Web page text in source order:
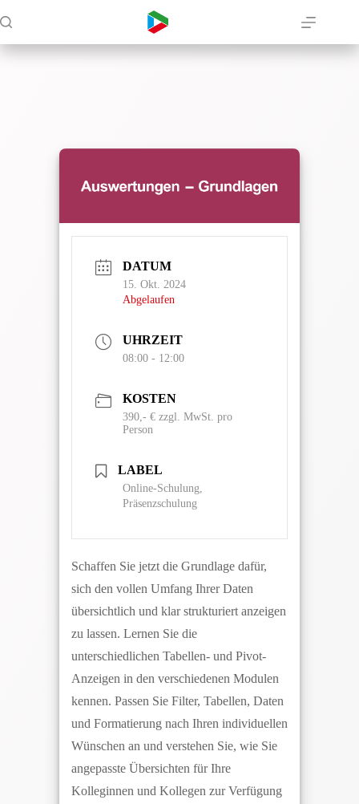
Inhalt
DATUM
15. Okt. 2024
Abgelaufen
UHRZEIT
08:00 - 12:00
KOSTEN
390,- € zzgl. MwSt. pro
Person
LABEL
Online-Schulung,
Präsenzschulung
Schaffen Sie jetzt die Grundlage dafür,
sich den vollen Umfang Ihrer Daten
übersichtlich und klar strukturiert anzeigen
zu lassen. Lernen Sie die
unterschiedlichen Tabellen- und Pivot-
Anzeigen in den verschiedenen Modulen
kennen. Passen Sie Filter, Tabellen, Daten
und Formatierung nach Ihren individuellen
Wünschen an und verstehen Sie, wie Sie
angepasste Übersichten für Ihre
Kolleginnen und Kollegen zur Verfügung